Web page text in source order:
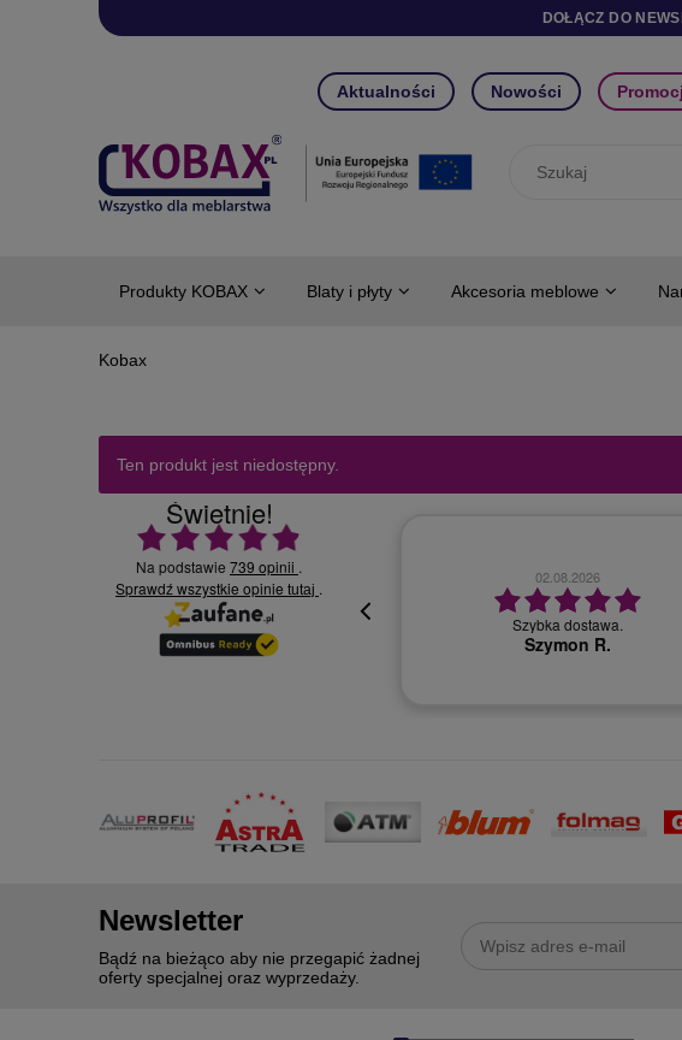
DOŁĄCZ DO
Aktualności Nowości
Produkty KOBAX Blaty i płyty Akcesoria meblowe
Ten produkt jest niedostępny.
Świetnie!
Ocena średnia 4.9 na 5
Na podstawie 739 opinii .
Sprawdź wszystkie opinie tutaj .
30.07.2026
Wszystko super, miła i profesjonalna
obsługa.
bardzo dobry kontakt, szybka
zamówienia
Monika T.
Newsletter
Bądź na bieżąco aby nie przegapić żadnej
oferty specjalnej oraz wyprzedaży.